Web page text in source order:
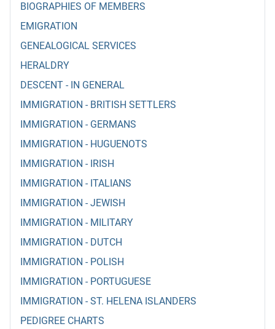
BIOGRAPHIES OF MEMBERS
EMIGRATION
GENEALOGICAL SERVICES
HERALDRY
DESCENT - IN GENERAL
IMMIGRATION - BRITISH SETTLERS
IMMIGRATION - GERMANS
IMMIGRATION - HUGUENOTS
IMMIGRATION - IRISH
IMMIGRATION - ITALIANS
IMMIGRATION - JEWISH
IMMIGRATION - MILITARY
IMMIGRATION - DUTCH
IMMIGRATION - POLISH
IMMIGRATION - PORTUGUESE
IMMIGRATION - ST. HELENA ISLANDERS
PEDIGREE CHARTS